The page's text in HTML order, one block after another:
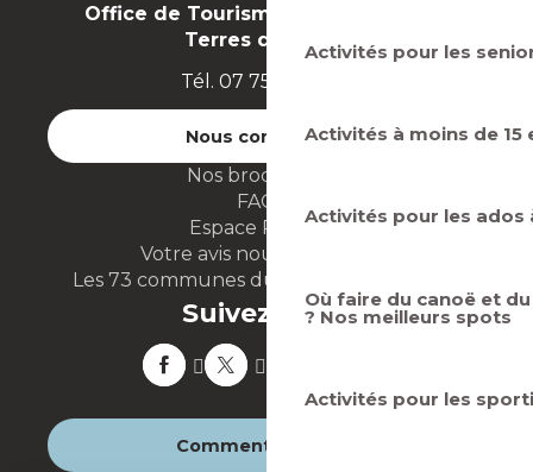
Activités pour les
Activités à moins de 15
Activités pour les ados
Où faire du canoë et
? Nos meilleurs spots
Activités pour les
Nos brochures
FAQ
Espace Presse
Votre avis nous intéresse
Les 73 communes du territoire GPSEO
Suivez-nous
Office de Tourisme Intercommunal
Terres de Seine
Tél. 07 75 71 07 49
Nous contacter
Comment venir ?